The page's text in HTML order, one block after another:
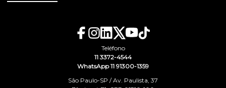
Teléfono
11 3372-4544
WhatsApp 11 91300-1359
São Paulo-SP / Av. Paulista, 37